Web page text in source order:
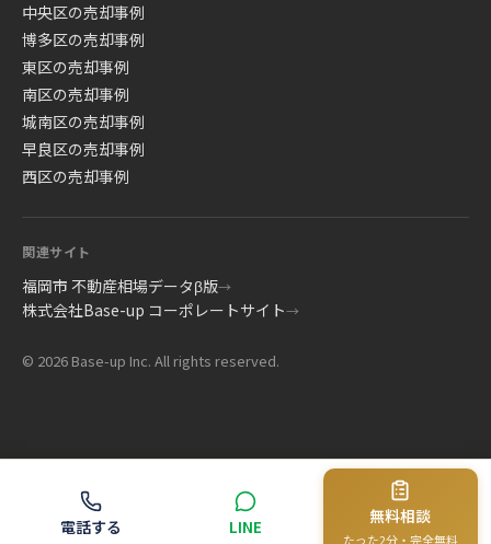
中央区の売却事例
博多区の売却事例
東区の売却事例
南区の売却事例
城南区の売却事例
早良区の売却事例
西区の売却事例
関連サイト
福岡市 不動産相場データβ版→
株式会社Base-up コーポレートサイト→
© 2026 Base-up Inc. All rights reserved.
電話する LINE 無料相談
たった2分・完全無料